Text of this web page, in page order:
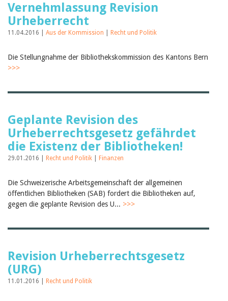
Vernehmlassung Revision
Urheberrecht
11.04.2016 | Aus der Kommission Recht und Politik
Die Stellungnahme der Bibliothekskommission des Kantons Bern
>>>
Geplante Revision des
Urheberrechtsgesetz gefährdet
die Existenz der Bibliotheken!
29.01.2016 | Recht und Politik Finanzen
Die Schweizerische Arbeitsgemeinschaft der allgemeinen
öffentlichen Bibliotheken (SAB) fordert die Bibliotheken auf,
gegen die geplante Revision des U... >>>
Revision Urheberrechtsgesetz
(URG)
11.01.2016 | Recht und Politik